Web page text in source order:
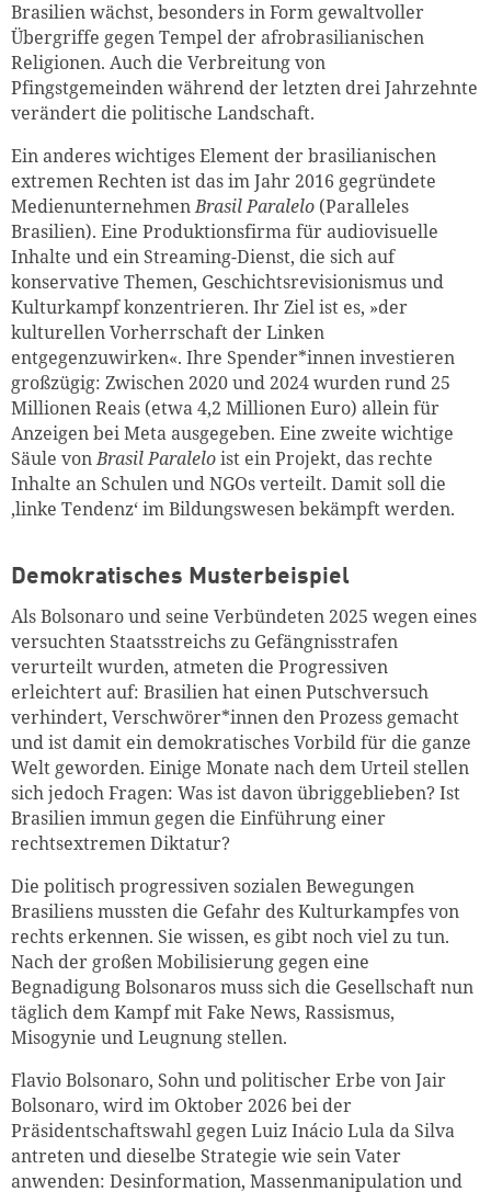
Brasilien wächst, besonders in Form gewaltvoller
Übergriffe gegen Tempel der afrobrasilianischen
Religionen. Auch die Verbreitung von
Pfingstgemeinden während der letzten drei Jahrzehnte
verändert die politische Landschaft.
Ein anderes wichtiges Element der brasilianischen
extremen Rechten ist das im Jahr 2016 gegründete
MedienunternehmenBrasil Paralelo (Paralleles
Brasilien). Eine Produktionsfirma für audiovisuelle
Inhalte und ein Streaming-Dienst, die sich auf
konservative Themen, Geschichtsrevisionismus und
Kulturkampf konzentrieren. Ihr Ziel ist es, »der
kulturellen Vorherrschaft der Linken
entgegenzuwirken«. Ihre Spender*innen investieren
großzügig: Zwischen 2020 und 2024 wurden rund 25
Millionen Reais (etwa 4,2 Millionen Euro) allein für
Anzeigen bei Meta ausgegeben. Eine zweite wichtige
Säule vonBrasil Paraleloist ein Projekt, das rechte
Inhalte an Schulen und NGOs verteilt. Damit soll die
‚linke Tendenz‘ im Bildungswesen bekämpft werden.
Demokratisches Musterbeispiel
Als Bolsonaro und seine Verbündeten 2025 wegen eines
versuchten Staatsstreichs zu Gefängnisstrafen
verurteilt wurden, atmeten die Progressiven
erleichtert auf: Brasilien hat einen Putschversuch
verhindert, Verschwörer*innen den Prozess gemacht
und ist damit ein demokratisches Vorbild für die ganze
Welt geworden. Einige Monate nach dem Urteil stellen
sich jedoch Fragen: Was ist davon übriggeblieben? Ist
Brasilien immun gegen die Einführung einer
rechtsextremen Diktatur?
Die politisch progressiven sozialen Bewegungen
Brasiliens mussten die Gefahr des Kulturkampfes von
rechts erkennen. Sie wissen, es gibt noch viel zu tun.
Nach der großen Mobilisierung gegen eine
Begnadigung Bolsonaros muss sich die Gesellschaft nun
täglich dem Kampf mit Fake News, Rassismus,
Misogynie und Leugnung stellen.
Flavio Bolsonaro, Sohn und politischer Erbe von Jair
Bolsonaro, wird im Oktober 2026 bei der
Präsidentschaftswahl gegen Luiz Inácio Lula da Silva
antreten und dieselbe Strategie wie sein Vater
anwenden: Desinformation, Massenmanipulation und